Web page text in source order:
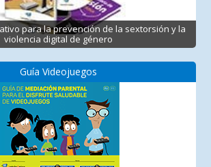
para la prevención de la sextorsión y la
violencia digital de género
Guía Videojuegos